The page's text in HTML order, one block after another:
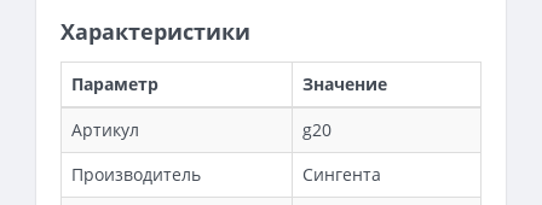
Характеристики
Параметр
Значение
Артикул
g20
Производитель
Сингента